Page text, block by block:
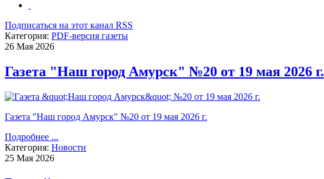
Подписаться на этот канал RSS
Категория: PDF-версия газеты
26 Мая 2026
Газета "Наш город Амурск" №20 от 19 мая 2026 г.
Газета "Наш город Амурск" №20 от 19 мая 2026 г.
Подробнее ...
Категория: Новости
25 Мая 2026